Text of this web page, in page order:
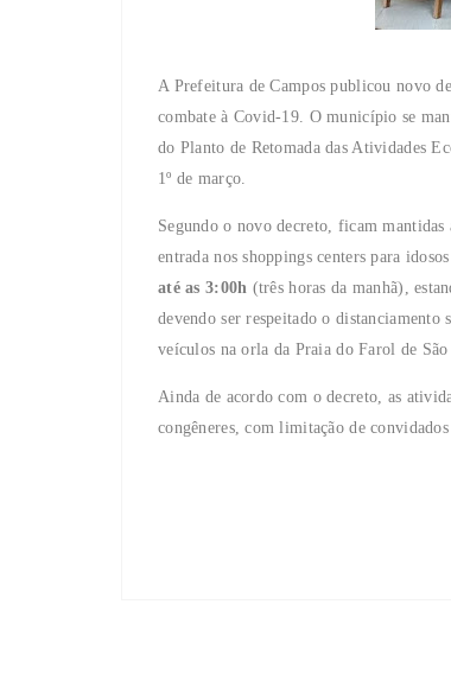
A Prefeitura de Campos publicou novo
combate à Covid-19. O município se
do Planto de Retomada das Atividades
1º de março.
Segundo o novo decreto, ficam mantidas
entrada nos shoppings centers para
até as 3:00h (três horas da manhã),
devendo ser respeitado o distanciamento
veículos na orla da Praia do Farol de São
Ainda de acordo com o decreto, as
congêneres, com limitação de